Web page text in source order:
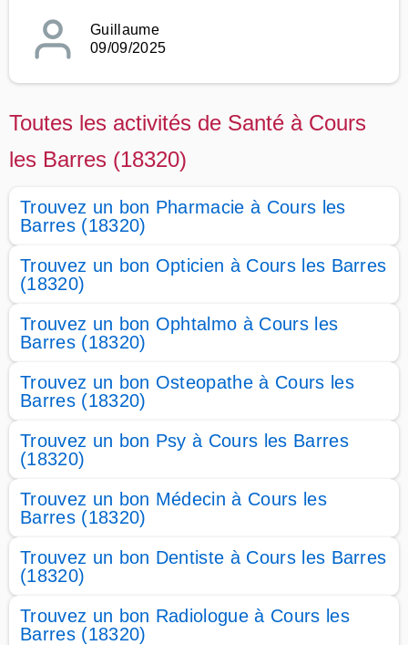
Guillaume
09/09/2025
Toutes les activités de Santé à Cours
les Barres (18320)
Trouvez un bon Pharmacie à Cours les
Barres (18320)
Trouvez un bon Opticien à Cours les Barres
(18320)
Trouvez un bon Ophtalmo à Cours les
Barres (18320)
Trouvez un bon Osteopathe à Cours les
Barres (18320)
Trouvez un bon Psy à Cours les Barres
(18320)
Trouvez un bon Médecin à Cours les
Barres (18320)
Trouvez un bon Dentiste à Cours les Barres
(18320)
Trouvez un bon Radiologue à Cours les
Barres (18320)